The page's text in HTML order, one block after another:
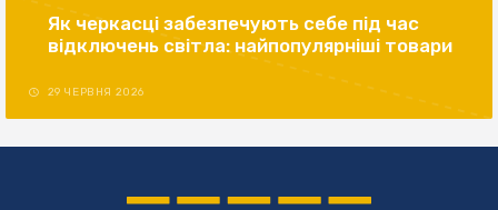
Як черкасці забезпечують себе під час
відключень світла: найпопулярніші товари
29 ЧЕРВНЯ 2026